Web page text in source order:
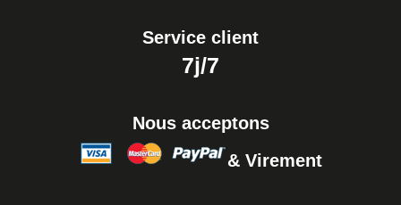
Service client
7j/7
Nous acceptons
& Virement